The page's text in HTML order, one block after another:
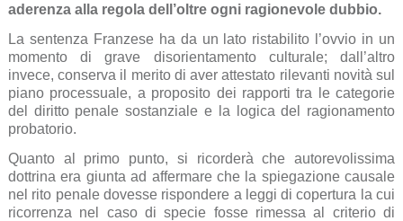
aderenza alla regola dell’oltre ogni ragionevole dubbio.
La sentenza Franzese ha da un lato ristabilito l’ovvio in un
momento di grave disorientamento culturale; dall’altro
invece, conserva il merito di aver attestato rilevanti novità sul
piano processuale, a proposito dei rapporti tra le categorie
del diritto penale sostanziale e la logica del ragionamento
probatorio.
Quanto al primo punto, si ricorderà che autorevolissima
dottrina era giunta ad affermare che la spiegazione causale
nel rito penale dovesse rispondere a leggi di copertura la cui
ricorrenza nel caso di specie fosse rimessa al criterio di